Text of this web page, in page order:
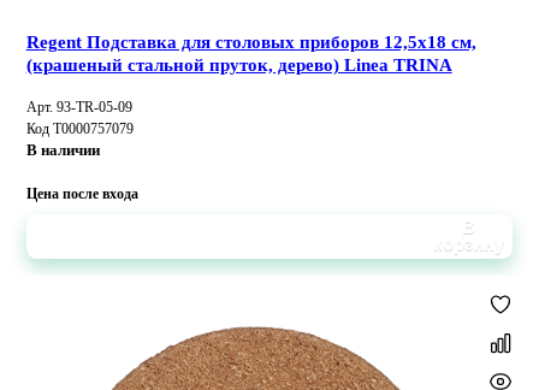
Regent Подставка для столовых приборов 12,5х18 см,
(крашеный стальной пруток, дерево) Linea TRINA
Арт. 93-TR-05-09
Код Т0000757079
В наличии
Цена после входа
В
корзину